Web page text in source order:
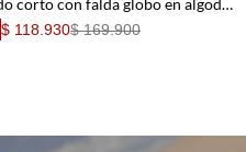
$ 118.930$ 169.900